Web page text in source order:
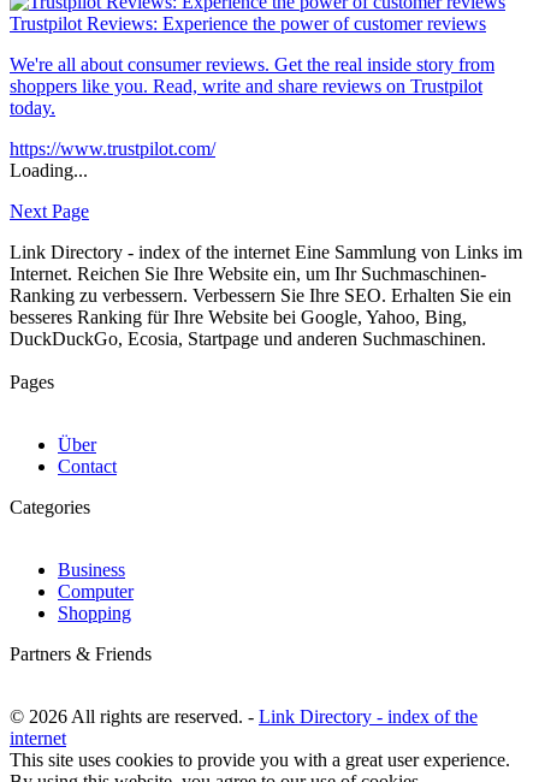
Trustpilot Reviews: Experience the power of customer reviews
We're all about consumer reviews. Get the real inside story from
shoppers like you. Read, write and share reviews on Trustpilot
today.
https://www.trustpilot.com/
Loading...
Next Page
Link Directory - index of the internet Eine Sammlung von Links im
Internet. Reichen Sie Ihre Website ein, um Ihr Suchmaschinen-
Ranking zu verbessern. Verbessern Sie Ihre SEO. Erhalten Sie ein
besseres Ranking für Ihre Website bei Google, Yahoo, Bing,
DuckDuckGo, Ecosia, Startpage und anderen Suchmaschinen.
Pages
Über
Contact
Categories
Business
Computer
Shopping
Partners & Friends
© 2026 All rights are reserved. - Link Directory - index of the
internet
This site uses cookies to provide you with a great user experience.